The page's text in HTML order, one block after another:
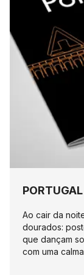
Ao cair da
dourados:
que dançam
com uma